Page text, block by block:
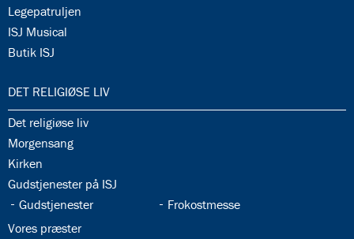
34.15:
Legepatruljen
34.16:
ISJ Musical
34.17:
Butik ISJ
35.0:
DET RELIGIØSE LIV
35.1:
Det religiøse liv
35.2:
Morgensang
35.3:
Kirken
35.4:
Gudstjenester på ISJ
35.5:
Gudstjenester 35.6:
Frokostmesse
35.7:
Vores præster